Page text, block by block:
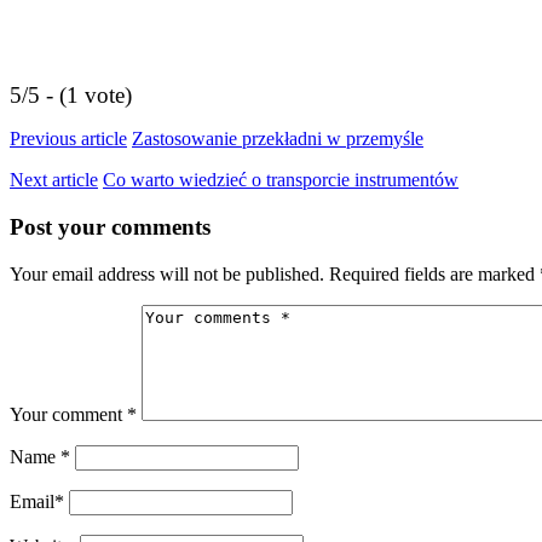
5/5 - (1 vote)
Previous article Zastosowanie przekładni w przemyśle
Next article Co warto wiedzieć o transporcie instrumentów
Post your comments
Your email address will not be published. Required fields are marked
Your comment *
Name *
Email*